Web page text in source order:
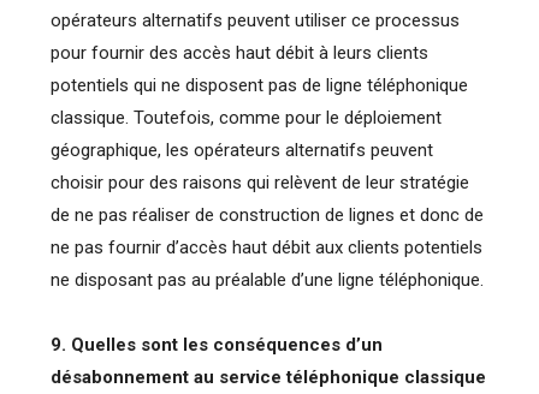
opérateurs alternatifs peuvent utiliser ce processus
pour fournir des accès haut débit à leurs clients
potentiels qui ne disposent pas de ligne téléphonique
classique. Toutefois, comme pour le déploiement
géographique, les opérateurs alternatifs peuvent
choisir pour des raisons qui relèvent de leur stratégie
de ne pas réaliser de construction de lignes et donc de
ne pas fournir d’accès haut débit aux clients potentiels
ne disposant pas au préalable d’une ligne téléphonique.
9. Quelles sont les conséquences d’un
désabonnement au service téléphonique classique